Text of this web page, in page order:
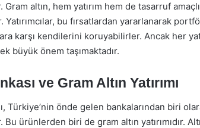
Gram altın, hem yatırım hem de tasarruf
Yatırımcılar, bu fırsatlardan yararlanarak
karşı kendilerini koruyabilirler. Ancak her
büyük önem taşımaktadır.
ve Gram Altın Yatırımı
Türkiye’nin önde gelen bankalarından biri
Bu ürünlerden biri de gram altın yatırımıdır.